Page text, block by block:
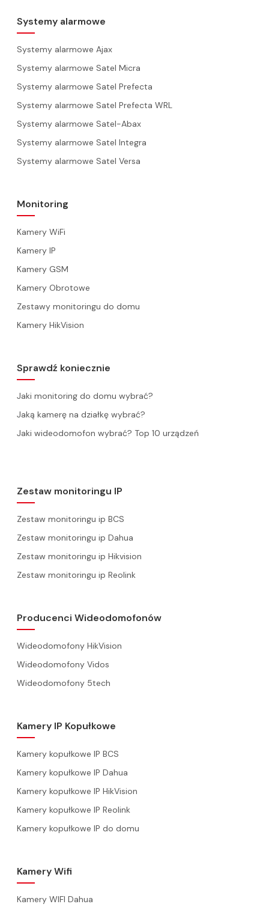
Systemy alarmowe
Systemy alarmowe Ajax
Systemy alarmowe Satel Micra
Systemy alarmowe Satel Prefecta
Systemy alarmowe Satel Prefecta WRL
Systemy alarmowe Satel-Abax
Systemy alarmowe Satel Integra
Systemy alarmowe Satel Versa
Monitoring
Kamery WiFi
Kamery IP
Kamery GSM
Kamery Obrotowe
Zestawy monitoringu do domu
Kamery HikVision
Sprawdź koniecznie
Jaki monitoring do domu wybrać?
Jaką kamerę na działkę wybrać?
Jaki wideodomofon wybrać? Top 10 urządzeń
Zestaw monitoringu IP
Zestaw monitoringu ip BCS
Zestaw monitoringu ip Dahua
Zestaw monitoringu ip Hikvision
Zestaw monitoringu ip Reolink
Producenci Wideodomofonów
Wideodomofony HikVision
Wideodomofony Vidos
Wideodomofony 5tech
Kamery IP Kopułkowe
Kamery kopułkowe IP BCS
Kamery kopułkowe IP Dahua
Kamery kopułkowe IP HikVision
Kamery kopułkowe IP Reolink
Kamery kopułkowe IP do domu
Kamery Wifi
Kamery WIFI Dahua